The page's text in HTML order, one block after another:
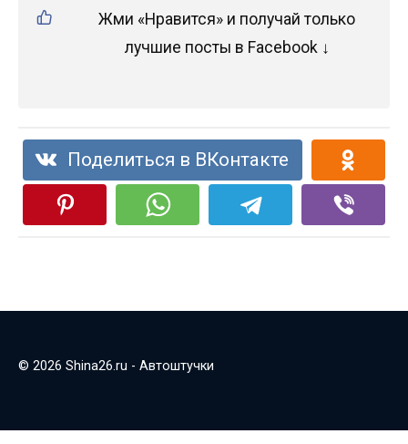
Жми «Нравится» и получай только
лучшие посты в Facebook ↓
Поделиться в ВКонтакте
© 2026 Shina26.ru - Автоштучки